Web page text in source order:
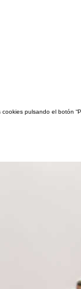
pulsando el botón